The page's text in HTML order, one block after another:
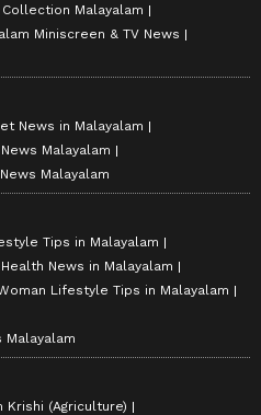
Malayalam
Miniscreen & TV News
News in Malayalam
News Malayalam
Malayalam
Tips in Malayalam
Health News in Malayalam
Lifestyle Tips in Malayalam
Krishi (Agriculture)